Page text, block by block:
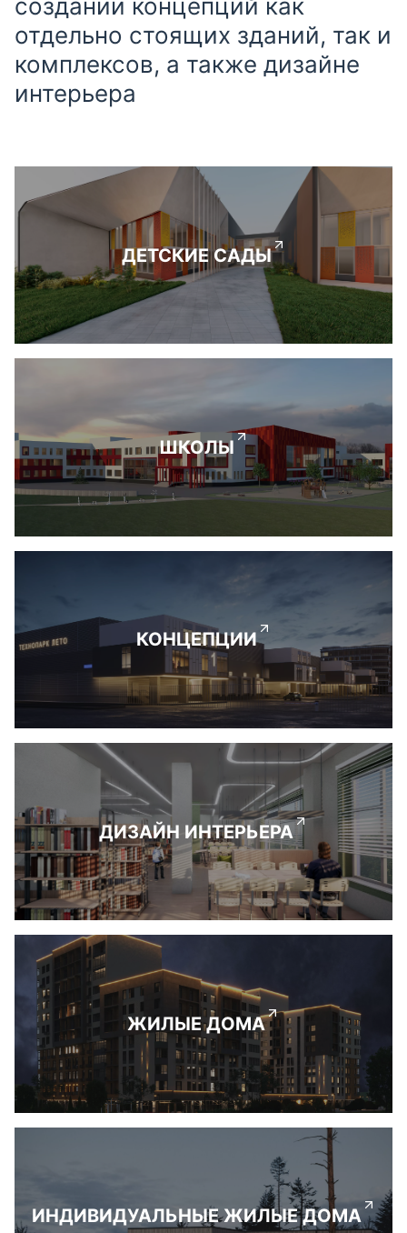
создании концепций как
отдельно стоящих зданий, так и
комплексов, а также дизайне
интерьера
ДЕТСКИЕ САДЫ
ШКОЛЫ
КОНЦЕПЦИИ
ДИЗАЙН ИНТЕРЬЕРА
ЖИЛЫЕ ДОМА
ИНДИВИДУАЛЬНЫЕ ЖИЛЫЕ ДОМА